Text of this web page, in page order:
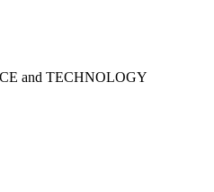
and TECHNOLOGY